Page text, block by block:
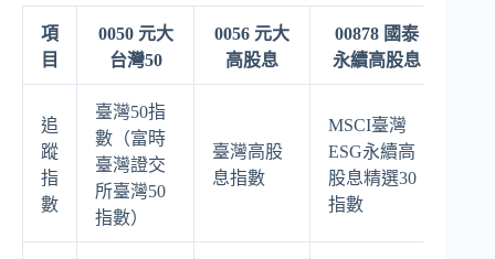
項
目
0050 元大
台灣50
0056 元大
高股息
00878 國泰
永續高股息
追
蹤
指
數
臺灣50指
數（富時
臺灣證交
所臺灣50
指數）
臺灣高股
息指數
MSCI臺灣
ESG永續高
股息精選30
指數